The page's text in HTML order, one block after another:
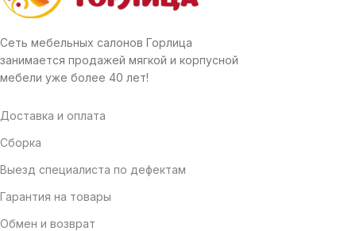
Сеть мебельных салонов Горлица
занимается продажей мягкой и корпусной
мебели уже более 40 лет!
Доставка и оплата
Сборка
Выезд специалиста по дефектам
Гарантия на товары
Обмен и возврат